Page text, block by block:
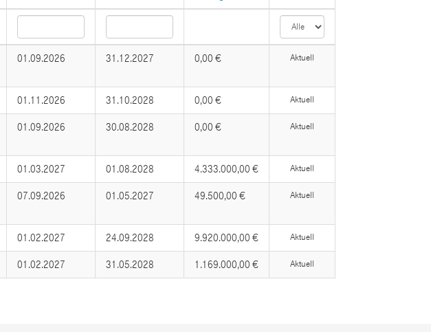
01.09.2026 31.12.2027 0,00 € Aktuell
01.11.2026 31.10.2028 0,00 € Aktuell
01.09.2026 30.08.2028 0,00 € Aktuell
01.03.2027 01.08.2028 4.333.000,00 € Aktuell
07.09.2026 01.05.2027 49.500,00 € Aktuell
01.02.2027 24.09.2028 9.920.000,00 € Aktuell
01.02.2027 31.05.2028 1.169.000,00 € Aktuell